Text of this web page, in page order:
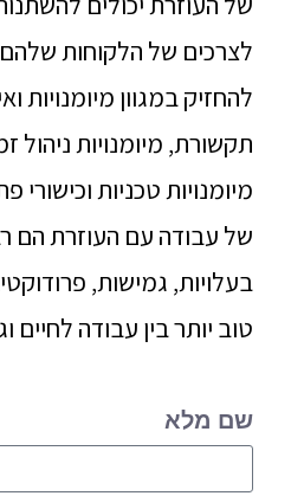
לצרכים של הלקוחות
להחזיק במגוון מיומנויות
תקשורת, מיומנויות ניהול
מיומנויות טכניות וכישורי
של עבודה עם העוזרת הם
בעלויות, גמישות,
טוב יותר בין עבודה לחיים
שם מלא